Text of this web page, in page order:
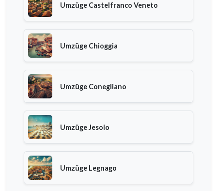
Umzüge Castelfranco Veneto
Umzüge Chioggia
Umzüge Conegliano
Umzüge Jesolo
Umzüge Legnago